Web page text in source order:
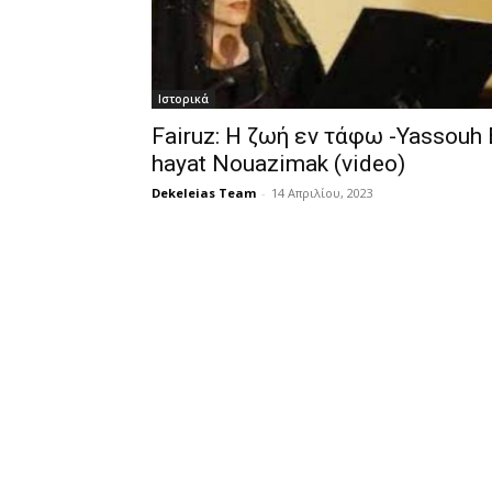
Ιστορικά
Fairuz: Η ζωή εν τάφω -Yassouh
hayat Nouazimak (video)
Dekeleias Team - 14 Απριλίου, 2023